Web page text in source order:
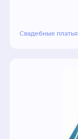
Свадебные платья